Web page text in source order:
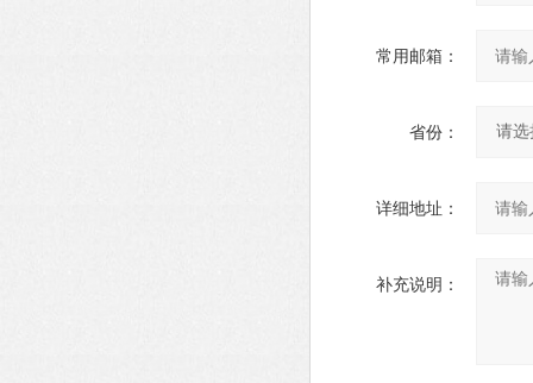
常用邮箱：
省份：
详细地址：
补充说明：